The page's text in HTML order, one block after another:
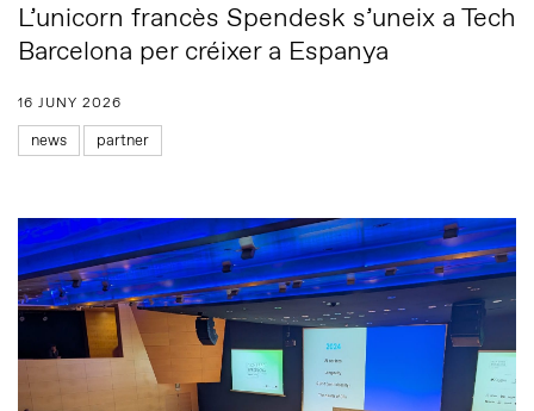
L’unicorn francès Spendesk s’uneix a Tech
Barcelona per créixer a Espanya
16 JUNY 2026
news partner